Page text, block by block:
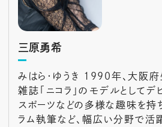
三原勇希
みはら・ゆうき 1990年、大阪
雑誌「ニコラ」のモデルとしてデ
スポーツなどの多様な趣味を持ち
ラム執筆など、幅広い分野で活